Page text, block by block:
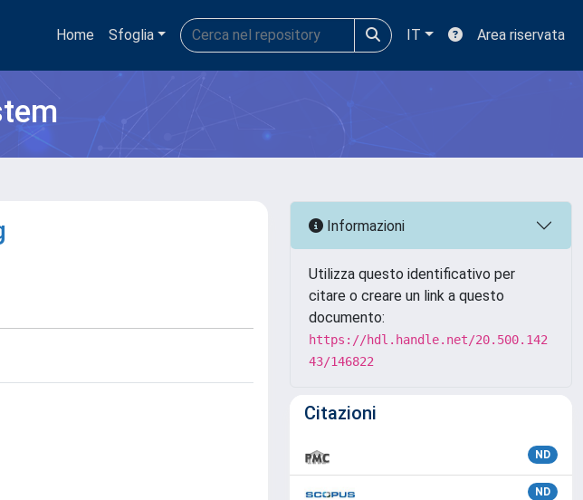
Home Sfoglia IT Area riservata
Informazioni
Utilizza questo identificativo per
citare o creare un link a questo
documento:
https://hdl.handle.net/20.500.142
43/146822
Citazioni
ND
ND